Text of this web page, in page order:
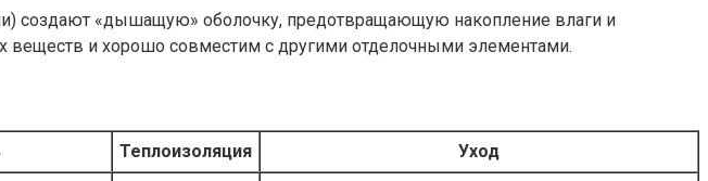
создают «дышащую» оболочку, предотвращающую накопление влаги и
веществ и хорошо совместим с другими отделочными элементами.
Теплоизоляция Уход